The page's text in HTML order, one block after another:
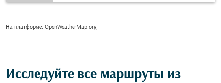
На платформе: OpenWeatherMap.org
Исследуйте все маршруты из